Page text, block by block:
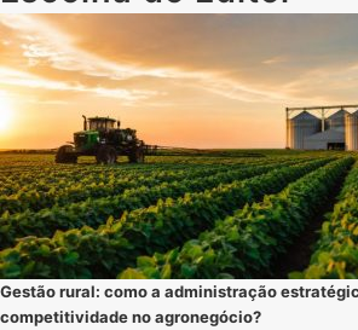
Gestão rural: como a administração
competitividade no agronegócio?